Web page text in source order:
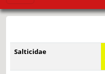
−
Salticidae